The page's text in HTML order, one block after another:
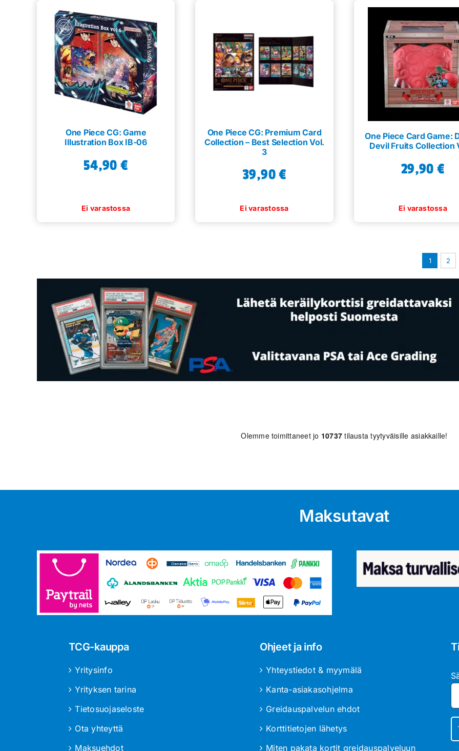
One Piece CG: Game
Illustration Box IB-06
54,90 €
One Piece CG: Premium Card
Collection – Best Selection Vol.
3
39,90€
One Piece Card Game:
Devil Fruits Collection
29,90 €
1 2
Olemme toimittaneet jo 10737 tilausta tyytyväisille asiakkaille!
Maksutavat
TCG-kauppa
Yritysinfo
Yrityksen tarina
Tietosuojaseloste
Ota yhteyttä
Maksuehdot
Ohjeet ja info
Yhteystiedot & myymälä
Kanta-asiakasohjelma
Greidauspalvelun ehdot
Korttitietojen lähetys
Miten pakata kortit greidauspalveluun